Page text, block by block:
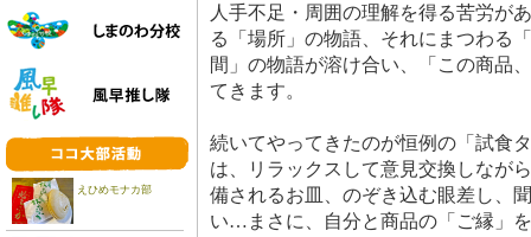
えひめモナカ部
人手不足・周囲の理解を得る苦労が
る「場所」の物語、それにまつわる
間」の物語が溶け合い、「この商品
てきます。
続いてやってきたのが恒例の「試食
は、リラックスして意見交換しなが
備されるお皿、のぞき込む眼差し、
い…まさに、自分と商品の「ご縁」